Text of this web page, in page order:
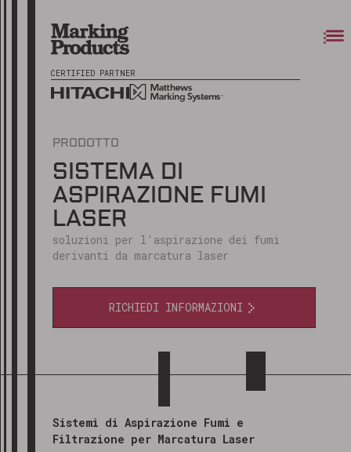
CERTIFIED PARTNER
PRODOTTO
SISTEMA DI
ASPIRAZIONE FUMI
LASER
soluzioni per l'aspirazione dei fumi
derivanti da marcatura laser
RICHIEDI INFORMAZIONI
Sistemi di Aspirazione Fumi e
Filtrazione per Marcatura Laser